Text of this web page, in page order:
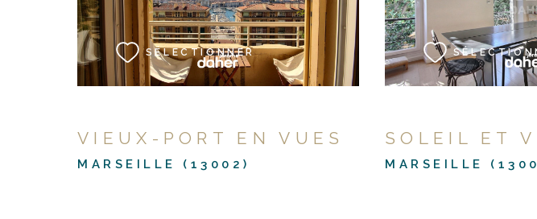
VIEUX-PORT EN VUES
MARSEILLE (13002)
SÉLECTIONNER
SOLEIL ET
MARSEILLE